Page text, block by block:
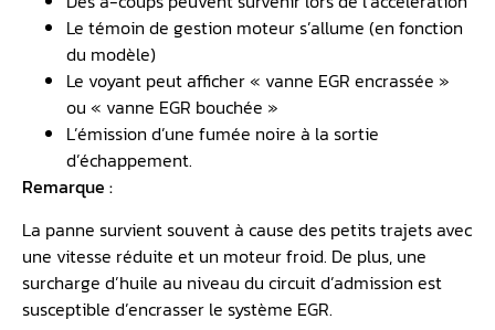
Le témoin de gestion moteur s’allume (en fonction
du modèle)
Le voyant peut afficher « vanne EGR encrassée »
ou « vanne EGR bouchée »
L’émission d’une fumée noire à la sortie
d’échappement.
Remarque :
La panne survient souvent à cause des petits trajets avec
une vitesse réduite et un moteur froid. De plus, une
surcharge d’huile au niveau du circuit d’admission est
susceptible d’encrasser le système EGR.